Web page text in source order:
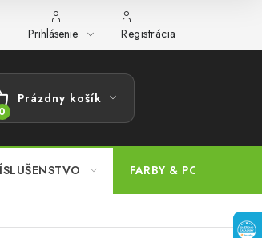
sťažností Veľkoobchod
Prihlásenie Registrácia
Prázdny košík
FARBY & POMÔCKY